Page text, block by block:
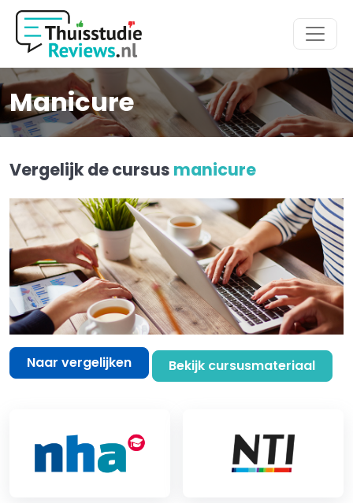
Hoofdmenu
Manicure
Vergelijk de cursus manicure
Naar vergelijken Bekijk cursusmateriaal